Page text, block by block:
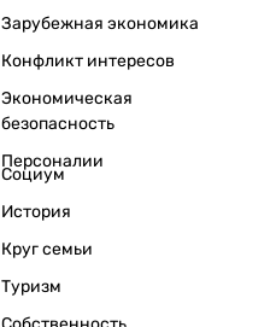
Зарубежная экономика
Конфликт интересов
Экономическая
безопасность
Персоналии
Социум
История
Круг семьи
Туризм